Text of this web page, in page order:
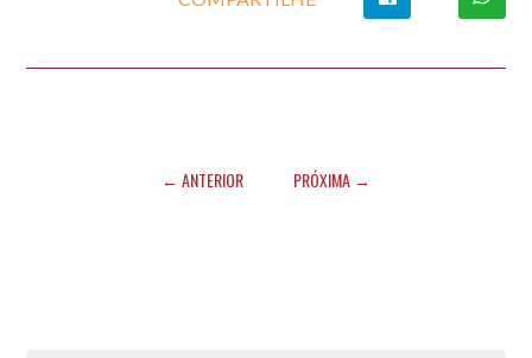
← ANTERIOR PRÓXIMA →